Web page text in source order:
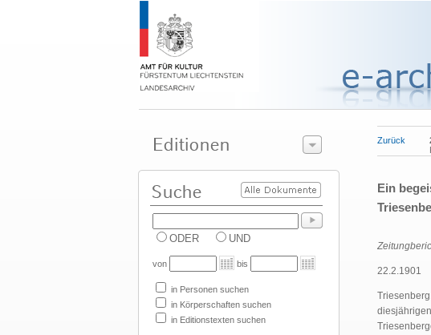
ODER UND
von bis
in Personen suchen
in Körperschaften suchen
in Editionstexten suchen
Zurück
Ein
22.2.1901